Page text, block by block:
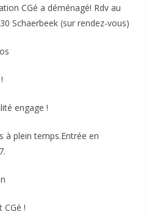
CGé a déménagé! Rdv au
Schaerbeek (sur rendez-vous)
engage !
à plein temps.Entrée en
CGé !